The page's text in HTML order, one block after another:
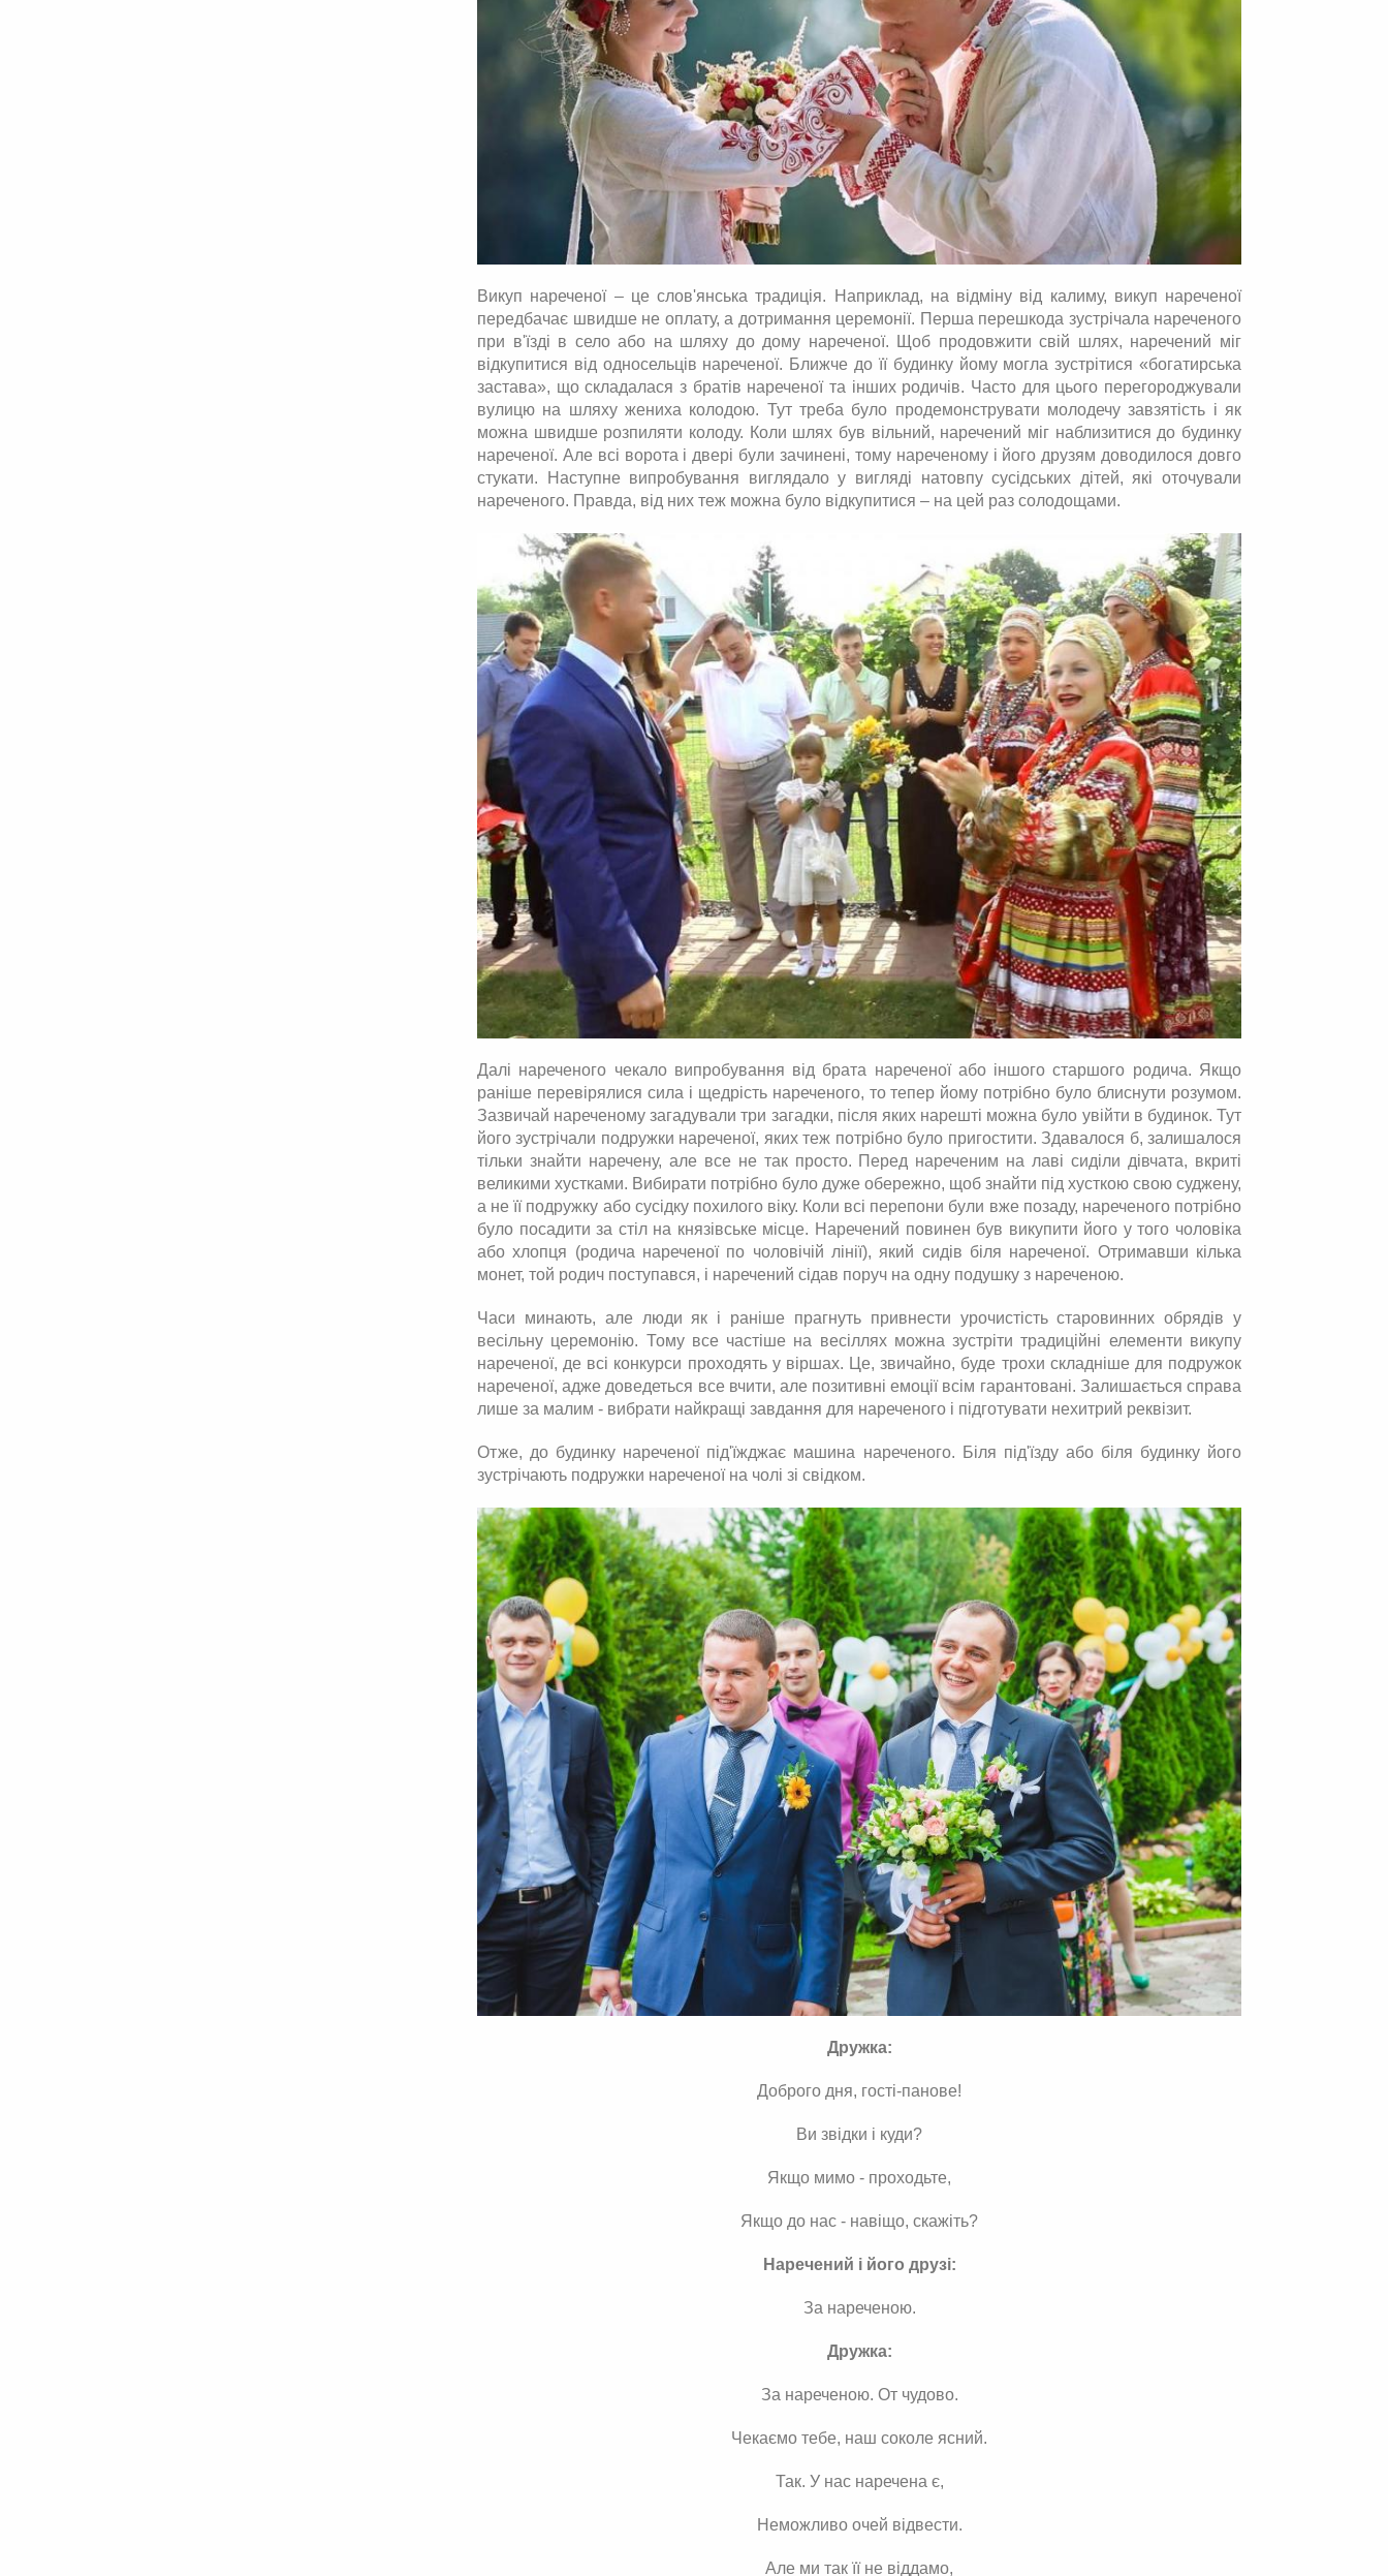
Викуп нареченої – це слов'янська традиція. Наприклад, на відміну від калиму, викуп нареченої
передбачає швидше не оплату, а дотримання церемонії. Перша перешкода зустрічала нареченого
при в'їзді в село або на шляху до дому нареченої. Щоб продовжити свій шлях, наречений міг
відкупитися від односельців нареченої. Ближче до її будинку йому могла зустрітися «богатирська
застава», що складалася з братів нареченої та інших родичів. Часто для цього перегороджували
вулицю на шляху жениха колодою. Тут треба було продемонструвати молодечу завзятість і як
можна швидше розпиляти колоду. Коли шлях був вільний, наречений міг наблизитися до будинку
нареченої. Але всі ворота і двері були зачинені, тому нареченому і його друзям доводилося довго
стукати. Наступне випробування виглядало у вигляді натовпу сусідських дітей, які оточували
нареченого. Правда, від них теж можна було відкупитися – на цей раз солодощами.
Далі нареченого чекало випробування від брата нареченої або іншого старшого родича. Якщо
раніше перевірялися сила і щедрість нареченого, то тепер йому потрібно було блиснути розумом.
Зазвичай нареченому загадували три загадки, після яких нарешті можна було увійти в будинок. Тут
його зустрічали подружки нареченої, яких теж потрібно було пригостити. Здавалося б, залишалося
тільки знайти наречену, але все не так просто. Перед нареченим на лаві сиділи дівчата, вкриті
великими хустками. Вибирати потрібно було дуже обережно, щоб знайти під хусткою свою суджену,
а не її подружку або сусідку похилого віку. Коли всі перепони були вже позаду, нареченого потрібно
було посадити за стіл на князівське місце. Наречений повинен був викупити його у того чоловіка
або хлопця (родича нареченої по чоловічій лінії), який сидів біля нареченої. Отримавши кілька
монет, той родич поступався, і наречений сідав поруч на одну подушку з нареченою.
Часи минають, але люди як і раніше прагнуть привнести урочистість старовинних обрядів у
весільну церемонію. Тому все частіше на весіллях можна зустріти традиційні елементи викупу
нареченої, де всі конкурси проходять у віршах. Це, звичайно, буде трохи складніше для подружок
нареченої, адже доведеться все вчити, але позитивні емоції всім гарантовані. Залишається справа
лише за малим - вибрати найкращі завдання для нареченого і підготувати нехитрий реквізит.
Отже, до будинку нареченої під'їжджає машина нареченого. Біля під'їзду або біля будинку його
зустрічають подружки нареченої на чолі зі свідком.
Дружка:
Доброго дня, гості-панове!
Ви звідки і куди?
Якщо мимо - проходьте,
Якщо до нас - навіщо, скажіть?
Наречений і його друзі:
За нареченою.
Дружка:
За нареченою. От чудово.
Чекаємо тебе, наш соколе ясний.
Так. У нас наречена є,
Неможливо очей відвести.
Але ми так її не віддамо,